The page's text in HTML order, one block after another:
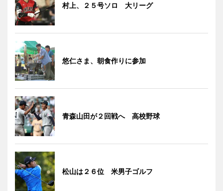
村上、２５号ソロ 大リーグ
悠仁さま、朝食作りに参加
青森山田が２回戦へ 高校野球
松山は２６位 米男子ゴルフ